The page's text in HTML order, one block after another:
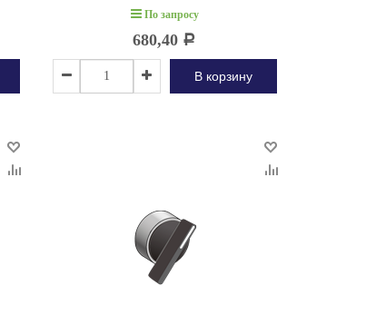
По запросу
680,40 Р
В корзину